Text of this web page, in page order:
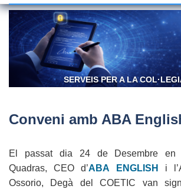
SERVEIS PER A LA COL·LEGIACIÓ
Conveni amb ABA
El passat dia 24 de Desembre en
Quadras, CEO d’ABA ENGLISH
i
Ossorio, Degà del COETIC van